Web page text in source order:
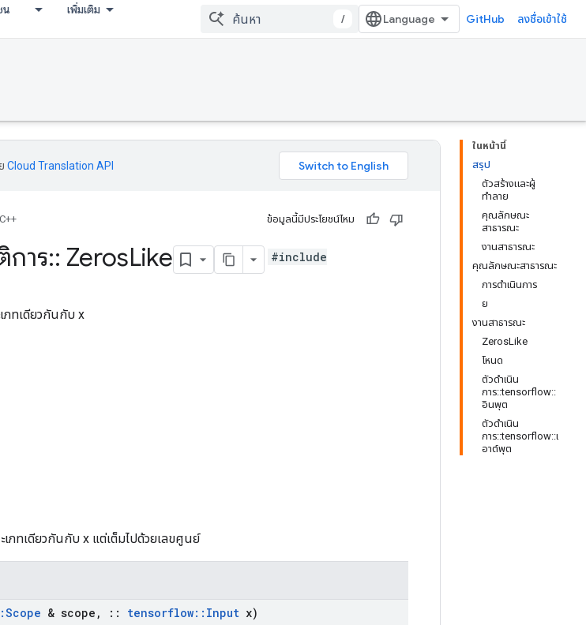
น เพิ่มเติม
/ GitHub ลงชื่อเข้าใช้
ในหน้านี้
สรุป
ตัวสร้างและผู้
ทำลาย
คุณลักษณะ
สาธารณะ
งานสาธารณะ
คุณลักษณะสาธารณะ
การดำเนินการ
ย
งานสาธารณะ
ZerosLike
โหนด
ตัวดำเนิน
การ::tensorflow::
อินพุต
ตัวดำเนิน
การ::tensorflow::เ
อาต์พุต
Cloud Translation API
C++ ข้อมูลนี้มีประโยชน์ไหม
าร:: ZerosLike
#include
ภทเดียวกันกับ x
เภทเดียวกันกับ x แต่เต็มไปด้วยเลขศูนย์
Scope & scope , :: tensorflow:: Input x)